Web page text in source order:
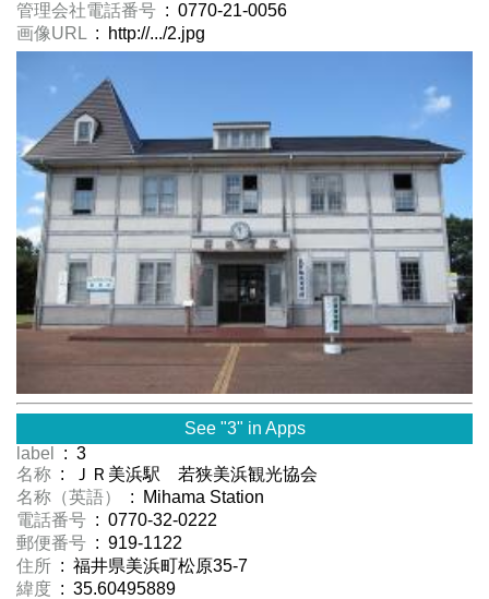
管理会社電話番号 : 0770-21-0056
画像URL : http://.../2.jpg
See "3" in Apps
label
: 3
名称 : ＪＲ美浜駅 若狭美浜観光協会
名称（英語）
: Mihama Station
電話番号 : 0770-32-0222
郵便番号 : 919-1122
住所 : 福井県美浜町松原35-7
緯度 : 35.60495889